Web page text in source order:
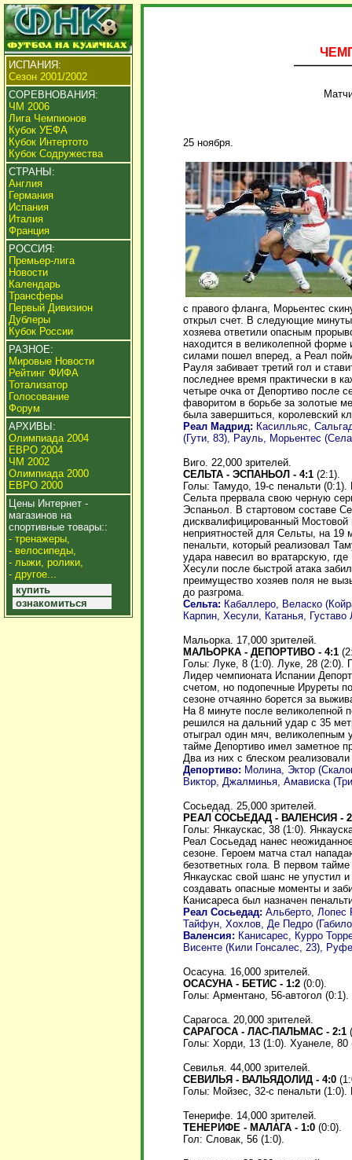
ИСПАНИЯ:
Сезон 2001/2002
СОРЕВНОВАНИЯ:
ЧМ 2006
Лига Чемпионов
Кубок УЕФА
Кубок Интертото
Кубок Содружества
СТРАНЫ:
Англия
Германия
Испания
Италия
Франция
РОССИЯ:
Премьер-лига
Новости
Календарь
Трансферы
Первый Дивизион
Дублеры
Кубок России
РАЗНОЕ:
Мировые Новости
Рейтинг ФИФА
Тотализатор
Голосование
Форум
АРХИВЫ:
Олимпиада 2004
ЕВРО 2004
ЧМ 2002
Олимпиада 2000
ЕВРО 2000
Цены Интернет -
магазинов на
спортивные товары::
- тренажеры,
- велосипеды,
- лыжи, ролики,
- другое...
купить
ознакомиться
25 ноября.
с правого фланга, Морьентес
открыл счет. В следующие
хозяева ответили опасным
находится в великолепной
силами пошел вперед, а Реал
Рауля забивает третий гол и
последнее время практически в
четыре очка от Депортиво после
фаворитом в борьбе за золотые
была завершиться, королевский
Реал Мадрид: Касилльяс,
(Гути, 83), Рауль, Морьентес
Виго. 22,000 зрителей.
СЕЛЬТА - ЭСПАНЬОЛ - 4:1 (2:1).
Голы: Тамудо, 19-с пенальти
Сельта прервала свою черную
Эспаньол. В стартовом составе
дисквалифицированный
неприятностей для Сельты, на
пенальти, который реализовал
удара навесил во вратарскую,
Хесули после быстрой атака
преимущество хозяев поля не
до разгрома.
Сельта: Кабаллеро, Веласко
Карпин, Хесули, Катанья,
Мальорка. 17,000 зрителей.
МАЛЬОРКА - ДЕПОРТИВО - 4:1
Голы: Луке, 8 (1:0). Луке, 28 (2:0).
Лидер чемпионата Испании
счетом, но подопечные Ируреты
сезоне отчаянно борется за
На 8 минуте после великолепной
решился на дальний удар с 35
отыграл один мяч, великолепным
тайме Депортиво имел заметное
Два из них с блеском
Депортиво: Молина, Эктор
Виктор, Джалминья, Амависка
Сосьедад. 25,000 зрителей.
РЕАЛ СОСЬЕДАД - ВАЛЕНСИЯ -
Голы: Янкаускас, 38 (1:0).
Реал Сосьедад нанес
сезоне. Героем матча стал
безответных гола. В первом
Янкаускас свой шанс не упустил
создавать опасные моменты и
Канисареса был назначен
Реал Сосьедад: Альберто, Лопес
Тайфун, Хохлов, Де Педро
Валенсия: Канисарес, Курро
Висенте (Кили Гонсалес, 23),
Осасуна. 16,000 зрителей.
ОСАСУНА - БЕТИС - 1:2 (0:0).
Голы: Арментано, 56-автогол
Сарагоса. 20,000 зрителей.
САРАГОСА - ЛАС-ПАЛЬМАС - 2:1
Голы: Хорди, 13 (1:0). Хуанеле, 80
Севилья. 44,000 зрителей.
СЕВИЛЬЯ - ВАЛЬЯДОЛИД - 4:0
Голы: Мойзес, 32-с пенальти
Тенерифе. 14,000 зрителей.
ТЕНЕРИФЕ - МАЛАГА - 1:0 (0:0).
Гол: Словак, 56 (1:0).